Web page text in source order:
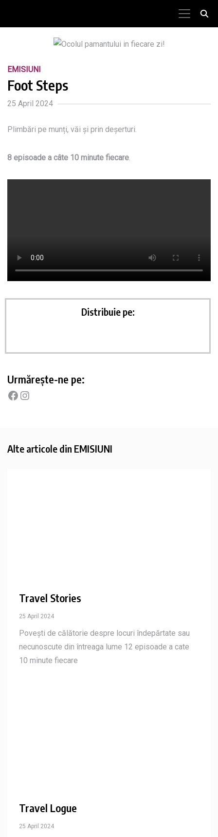
EMISIUNI
Foot Steps
25 April 2024
Plimbări pe munți, văi și prin deșerturi.
8 episoade a câte 10 minute fiecare
Urmărește-ne pe:
Alte articole din EMISIUNI
Travel Stories
25 April 2024
Povești de călătorie despre locuri îndepărtate sau
necunoscute din întreaga lume 12 episoade a cate
10 minute fiecare
Travel Logue
25 April 2024